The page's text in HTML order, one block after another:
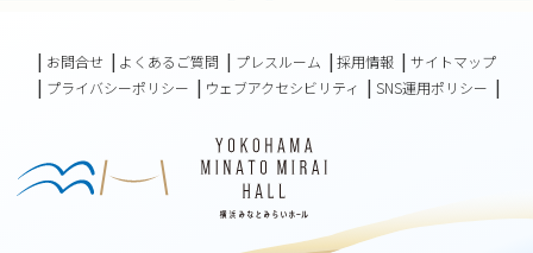
お問合せ よくあるご質問 プレスルーム 採用情報
サイトマップ
プライバシーポリシー
ウェブアクセシビリティ SNS運用ポリシー